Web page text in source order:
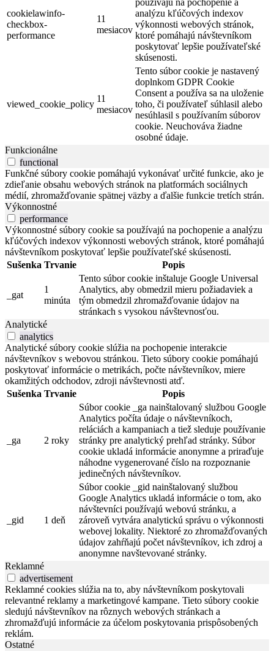
cookielawinfo-
checkbox-
performance
11
mesiacov
používajú na pochopenie a
analýzu kľúčových indexov
výkonnosti webových stránok,
ktoré pomáhajú návštevníkom
poskytovať lepšie používateľské
skúsenosti.
viewed_cookie_policy
11
mesiacov
Tento súbor cookie je nastavený
doplnkom GDPR Cookie
Consent a používa sa na uloženie
toho, či používateľ súhlasil alebo
nesúhlasil s používaním súborov
cookie. Neuchováva žiadne
osobné údaje.
Funkcionálne
functional
Funkčné súbory cookie pomáhajú vykonávať určité funkcie, ako je
zdieľanie obsahu webových stránok na platformách sociálnych
médií, zhromažďovanie spätnej väzby a ďalšie funkcie tretích strán.
Výkonnostné
performance
Výkonnostné súbory cookie sa používajú na pochopenie a analýzu
kľúčových indexov výkonnosti webových stránok, ktoré pomáhajú
návštevníkom poskytovať lepšie používateľské skúsenosti.
Sušenka Trvanie Popis
_gat
1
minúta
Tento súbor cookie inštaluje Google Universal
Analytics, aby obmedzil mieru požiadaviek a
tým obmedzil zhromažďovanie údajov na
stránkach s vysokou návštevnosťou.
Analytické
analytics
Analytické súbory cookie slúžia na pochopenie interakcie
návštevníkov s webovou stránkou. Tieto súbory cookie pomáhajú
poskytovať informácie o metrikách, počte návštevníkov, miere
okamžitých odchodov, zdroji návštevnosti atď.
Sušenka Trvanie Popis
_ga 2 roky
Súbor cookie _ga nainštalovaný službou Google
Analytics počíta údaje o návštevníkoch,
reláciách a kampaniach a tiež sleduje používanie
stránky pre analytický prehľad stránky. Súbor
cookie ukladá informácie anonymne a priraďuje
náhodne vygenerované číslo na rozpoznanie
jedinečných návštevníkov.
_gid 1 deň
Súbor cookie _gid nainštalovaný službou
Google Analytics ukladá informácie o tom, ako
návštevníci používajú webovú stránku, a
zároveň vytvára analytickú správu o výkonnosti
webovej lokality. Niektoré zo zhromažďovaných
údajov zahŕňajú počet návštevníkov, ich zdroj a
anonymne navštevované stránky.
Reklamné
advertisement
Reklamné cookies slúžia na to, aby návštevníkom poskytovali
relevantné reklamy a marketingové kampane. Tieto súbory cookie
sledujú návštevníkov na rôznych webových stránkach a
zhromažďujú informácie za účelom poskytovania prispôsobených
reklám.
Ostatné